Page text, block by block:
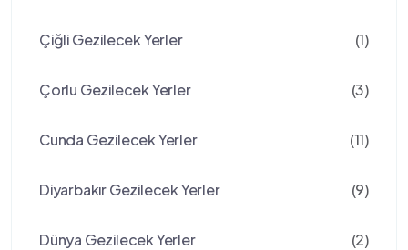
Çiğli Gezilecek Yerler (1)
Çorlu Gezilecek Yerler (3)
Cunda Gezilecek Yerler (11)
Diyarbakır Gezilecek Yerler (9)
Dünya Gezilecek Yerler (2)